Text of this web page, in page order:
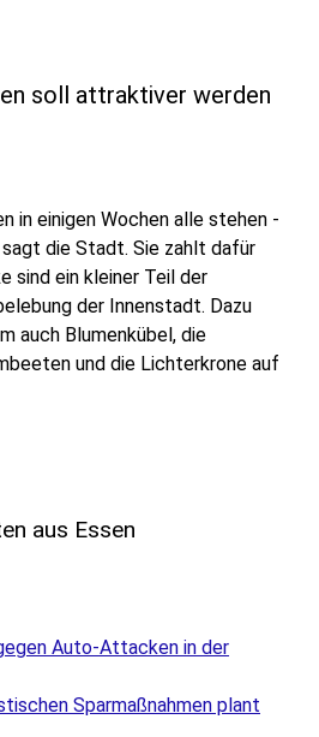
soll attraktiver werden
in einigen Wochen alle stehen -
die Stadt. Sie zahlt dafür
sind ein kleiner Teil der
der Innenstadt. Dazu
auch Blumenkübel, die
und die Lichterkrone auf
aus Essen
Auto-Attacken in der
Sparmaßnahmen plant